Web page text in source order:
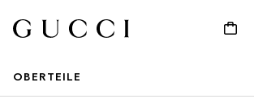
OBERTEILE